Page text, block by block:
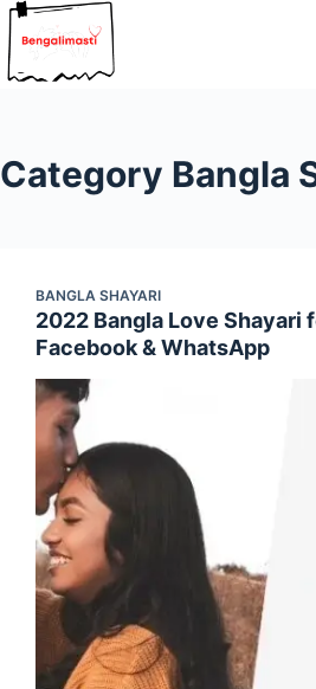
Skip
to
content
Category Bangla
BANGLA SHAYARI
2022 Bangla Love Shayari
Facebook & WhatsApp